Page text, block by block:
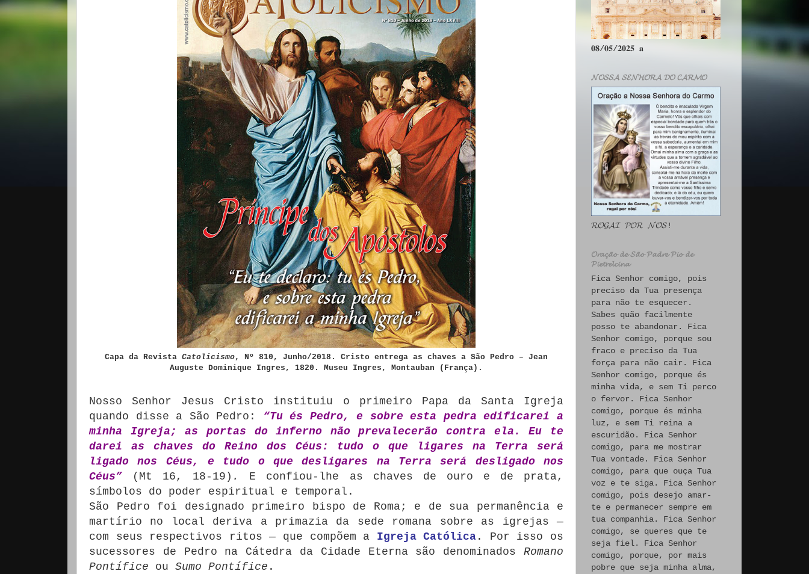
Capa da Revista Catolicismo, Nº 810, Junho/2018. Cristo entrega as chaves a São Pedro – Jean
Auguste Dominique Ingres, 1820. Museu Ingres, Montauban (França).
Nosso Senhor Jesus Cristo instituiu o primeiro Papa da Santa Igreja
quando disse a São Pedro:
“Tu és Pedro, e sobre esta pedra edificarei a
minha Igreja; as portas do inferno não prevalecerão contra ela. Eu te
darei as chaves do Reino dos Céus: tudo o que ligares na Terra será
ligado nos Céus, e tudo o que desligares na Terra será desligado nos
Céus”
(Mt 16, 18-19) . E confiou-lhe as chaves de ouro e de prata,
símbolos do poder espiritual e temporal.
São Pedro foi designado primeiro bispo de Roma; e de sua permanência e
martírio no local deriva a primazia da sede romana sobre as igrejas —
com seus respectivos ritos — que compõem a Igreja Católica . Por isso os
sucessores de Pedro na Cátedra da Cidade Eterna são denominados Romano
Pontífice ou Sumo Pontífice .
𝟎𝟖/𝟎𝟓/𝟐𝟎𝟐𝟓 𝐚
𝓝𝓞𝓢𝓢𝓐 𝓢𝓔𝓝𝓗𝓞𝓡𝓐 𝓓𝓞 𝓒𝓐𝓡𝓜𝓞
𝓡𝓞𝓖𝓐𝓘 𝓟𝓞𝓡 𝓝𝓞́𝓢!
𝓞𝓻𝓪𝓬̧𝓪̃𝓸 𝓭𝓮 𝓢𝓪̃𝓸 𝓟𝓪𝓭𝓻𝓮 𝓟𝓲𝓸 𝓭𝓮
𝓟𝓲𝓮𝓽𝓻𝓮𝓵𝓬𝓲𝓷𝓪
Fica Senhor comigo, pois
preciso da Tua presença
para não te esquecer.
Sabes quão facilmente
posso te abandonar. Fica
Senhor comigo, porque sou
fraco e preciso da Tua
força para não cair. Fica
Senhor comigo, porque és
minha vida, e sem Ti perco
o fervor. Fica Senhor
comigo, porque és minha
luz, e sem Ti reina a
escuridão. Fica Senhor
comigo, para me mostrar
Tua vontade. Fica Senhor
comigo, para que ouça Tua
voz e te siga. Fica Senhor
comigo, pois desejo amar-
te e permanecer sempre em
tua companhia. Fica Senhor
comigo, se queres que te
seja fiel. Fica Senhor
comigo, porque, por mais
pobre que seja minha alma,